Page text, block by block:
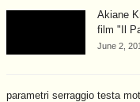
Akiane
film "Il
June 2,
parametri serraggio testa